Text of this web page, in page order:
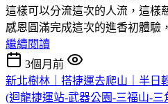
這樣可以分流這次的人流，這樣
感恩圓滿完成這次的進香初體驗
繼續閱讀
3個月前
新北樹林｜搭捷運去爬山｜半日
(迴龍捷運站-武器公園-三福山-